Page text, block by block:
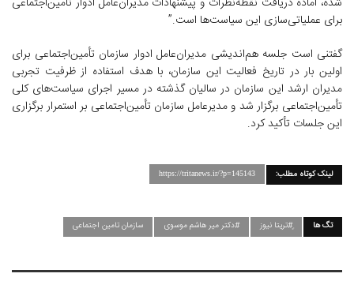
برای عملیاتی‌سازی این سیاست‌ها است.”
گفتنی است جلسه هم‌اندیشی مدیران‌عامل ادوار سازمان تأمین‌اجتماعی برای
اولین بار در تاریخ فعالیت این سازمان، با هدف استفاده از ظرفیت تجربی
مدیران ارشد این سازمان در سالیان گذشته در مسیر اجرای سیاست‌های کلی
تأمین‌اجتماعی برگزار شد و مدیرعامل سازمان تأمین‌اجتماعی بر استمرار برگزاری
این جلسات تأکید کرد.
لینک کوتاه مطلب: https://tritanews.ir/?p=145143
تگ ها ٍ#تریتا نیوز #دکتر میر هاشم موسوی سازمان تامین اجتماعی